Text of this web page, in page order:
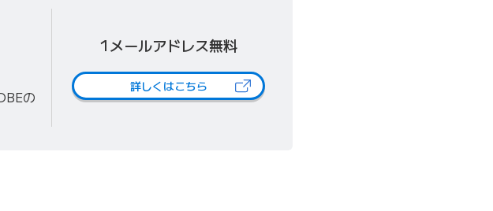
す）
の
1メールアドレス無料
詳しくはこちら（新しいタブで開きます）